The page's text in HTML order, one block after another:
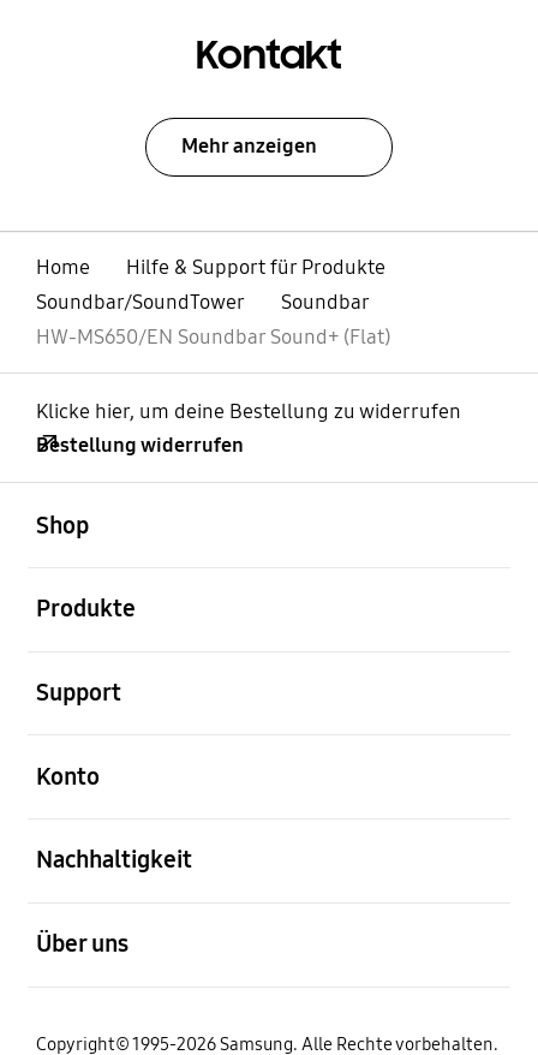
Kontakt
Mehr anzeigen
Home
Hilfe & Support für Produkte
Soundbar/SoundTower
Soundbar
HW-MS650/EN Soundbar Sound+ (Flat)
Klicke hier, um deine Bestellung zu widerrufen
Bestellung widerrufen
Shop
Produkte
Support
Konto
Nachhaltigkeit
Über uns
Copyright© 1995-2026 Samsung. Alle Rechte vorbehalten.